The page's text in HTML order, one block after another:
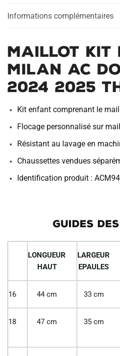
2025
Informations complémentaires
Maillot Kit
Milan AC
2024 2025
Kit enfant comprenant le
Flocage personnalisé sur
Résistant au lavage en
Chaussettes vendues
Identification produit :
GUIDES
LONGUEUR
HAUT
LARGEUR
EPAULES
16 44 cm 33 cm
18 47 cm 35 cm